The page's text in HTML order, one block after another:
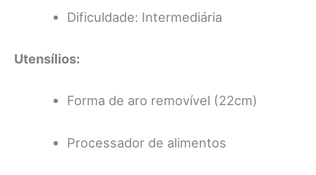
Dificuldade: Intermediária
Utensílios:
Forma de aro removível (22cm)
Processador de alimentos